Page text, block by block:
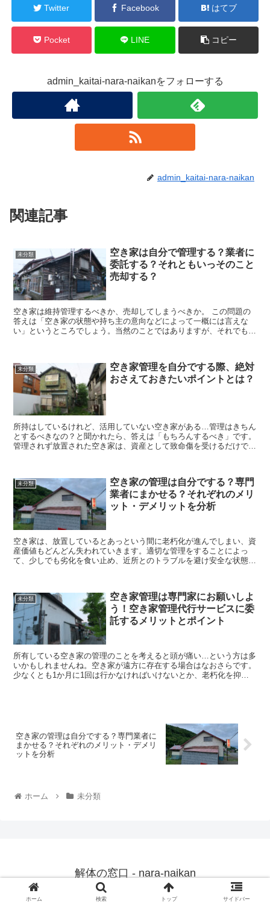
Twitter Facebook はてブ
Pocket LINE コピー
admin_kaitai-nara-naikanをフォローする
admin_kaitai-nara-naikan
関連記事
未分類
空き家は自分で管理する？業者に
委託する？それともいっそのこと
売却する？
空き家は維持管理するべきか、売却してしまうべきか。 この問題の
答えは「空き家の状態や持ち主の意向などによって一概には言えな
い」というところでしょう。当然のことではありますが、それでも何
未分類
空き家管理を自分でする際、絶対
おさえておきたいポイントとは？
所持はしているけれど、活用していない空き家がある…管理はきちん
とするべきなの？と聞かれたら、答えは「もちろんするべき」です。
管理されず放置された空き家は、資産として致命傷を受けるだけでな
未分類
空き家の管理は自分でする？専門
業者にまかせる？それぞれのメリ
ット・デメリットを分析
空き家は、放置しているとあっという間に老朽化が進んでしまい、資
産価値もどんどん失われていきます。適切な管理をすることによっ
て、少しでも劣化を食い止め、近所とのトラブルを避け安全な状態の
未分類
空き家管理は専門家にお願いしよ
う！空き家管理代行サービスに委
託するメリットとポイント
所有している空き家の管理のことを考えると頭が痛い…という方は多
いかもしれませんね。空き家が遠方に存在する場合はなおさらです。
少なくとも1か月に1回は行かなければいけないとか、老朽化を抑え
空き家の管理は自分でする？専門業者に
まかせる？それぞれのメリット・デメリ
ットを分析
ホーム 未分類
解体の窓口 - nara-naikan
© 2022 解体の窓口 - nara-naikan.
ホーム 検索 トップ サイドバー